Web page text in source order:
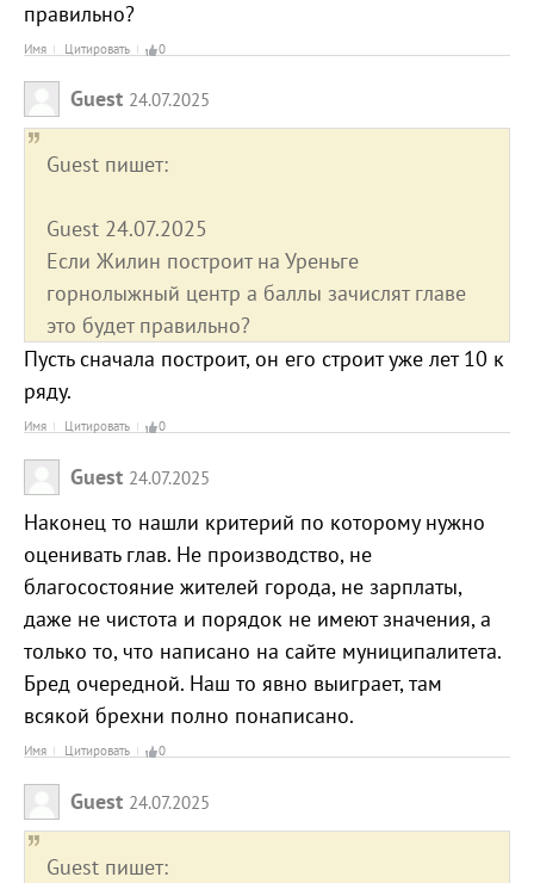
правильно?
Имя Цитировать 0
Guest 24.07.2025
Guest пишет:
Guest 24.07.2025
Если Жилин построит на Уреньге
горнолыжный центр а баллы зачислят главе
это будет правильно?
Пусть сначала построит, он его строит уже лет 10 к
ряду.
Имя Цитировать 0
Guest 24.07.2025
Наконец то нашли критерий по которому нужно
оценивать глав. Не производство, не
благосостояние жителей города, не зарплаты,
даже не чистота и порядок не имеют значения, а
только то, что написано на сайте муниципалитета.
Бред очередной. Наш то явно выиграет, там
всякой брехни полно понаписано.
Имя Цитировать 0
Guest 24.07.2025
Guest пишет: